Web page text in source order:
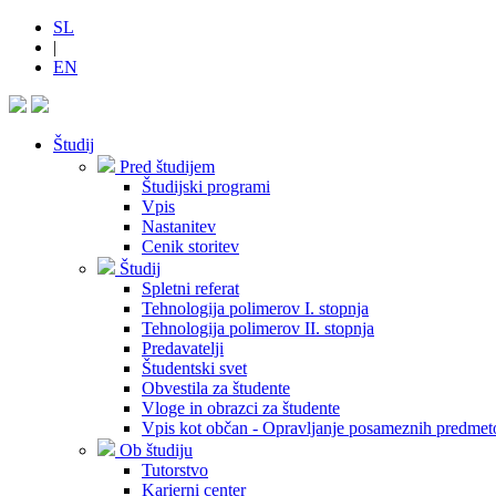
SL
|
EN
Študij
Pred študijem
Študijski programi
Vpis
Nastanitev
Cenik storitev
Študij
Spletni referat
Tehnologija polimerov I. stopnja
Tehnologija polimerov II. stopnja
Predavatelji
Študentski svet
Obvestila za študente
Vloge in obrazci za študente
Vpis kot občan - Opravljanje posameznih
Ob študiju
Tutorstvo
Karierni center